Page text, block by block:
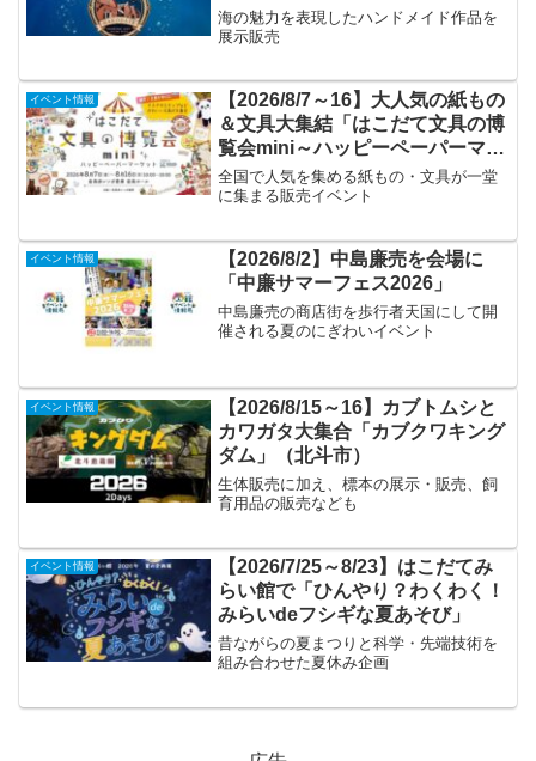
波と光が織りなす癒しの空間～」
海の魅力を表現したハンドメイド作品を
展示販売
イベント情報
【2026/8/7～16】大人気の紙もの
＆文具大集結「はこだて文具の博
覧会mini～ハッピーペーパーマー
ケット～」
全国で人気を集める紙もの・文具が一堂
に集まる販売イベント
イベント情報
【2026/8/2】中島廉売を会場に
「中廉サマーフェス2026」
中島廉売の商店街を歩行者天国にして開
催される夏のにぎわいイベント
イベント情報
【2026/8/15～16】カブトムシと
カワガタ大集合「カブクワキング
ダム」（北斗市）
生体販売に加え、標本の展示・販売、飼
育用品の販売なども
イベント情報
【2026/7/25～8/23】はこだてみ
らい館で「ひんやり？わくわく！
みらいdeフシギな夏あそび」
昔ながらの夏まつりと科学・先端技術を
組み合わせた夏休み企画